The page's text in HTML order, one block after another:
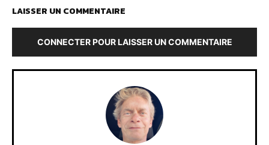
LAISSER UN COMMENTAIRE
CONNECTER POUR LAISSER UN COMMENTAIRE